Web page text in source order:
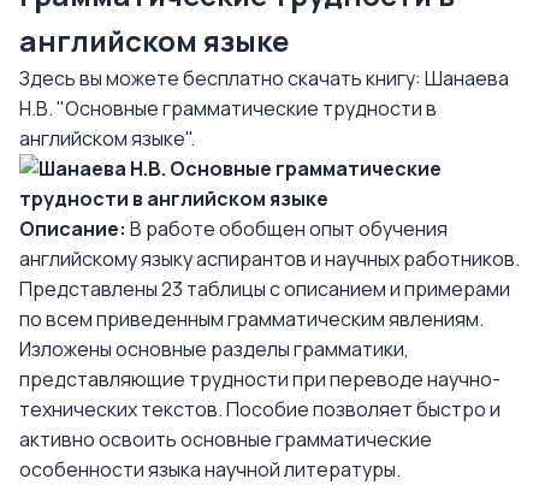
английском языке
Здесь вы можете бесплатно скачать книгу: Шанаева
Н.В. "Основные грамматические трудности в
английском языке".
Описание: В работе обобщен опыт обучения
английскому языку аспирантов и научных работников.
Представлены 23 таблицы с описанием и примерами
по всем приведенным грамматическим явлениям.
Изложены основные разделы грамматики,
представляющие трудности при переводе научно-
технических текстов. Пособие позволяет быстро и
активно освоить основные грамматические
особенности языка научной литературы.